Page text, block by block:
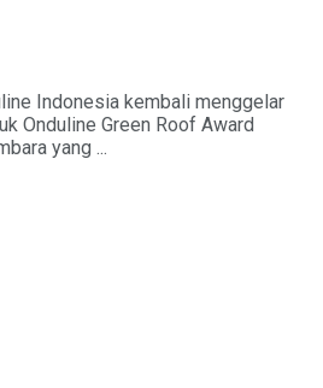
Indonesia kembali menggelar
Onduline Green Roof Award
yang ...